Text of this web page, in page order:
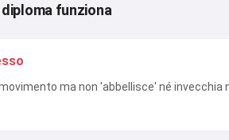
funziona
ma non 'abbellisce' né invecchia